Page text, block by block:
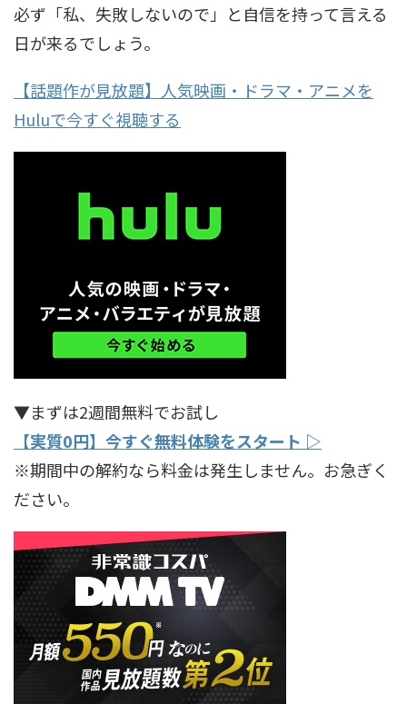
必ず「私、失敗しないので」と自信を持って言える
日が来るでしょう。
【話題作が見放題】人気映画・ドラマ・アニメを
Huluで今すぐ視聴する
▼まずは2週間無料でお試し
【実質0円】今すぐ無料体験をスタート ▷
※期間中の解約なら料金は発生しません。お急ぎく
ださい。